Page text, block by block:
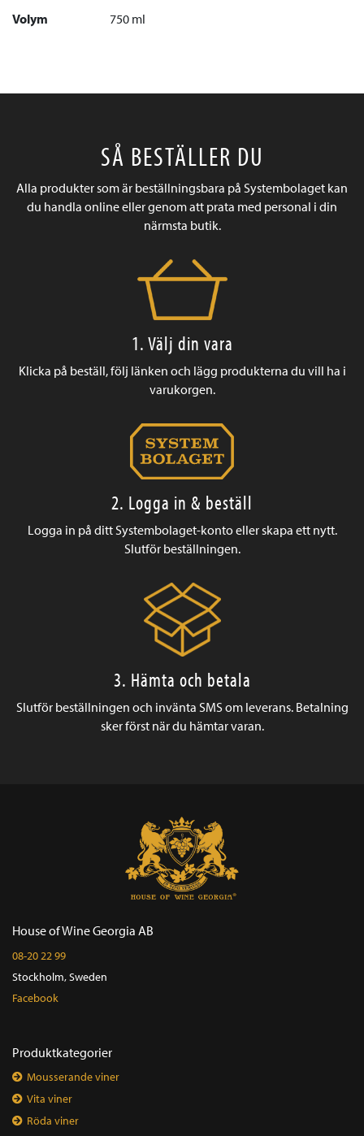
Volym 750 ml
SÅ BESTÄLLER DU
Alla produkter som är beställningsbara på Systembolaget kan
du handla online eller genom att prata med personal i din
närmsta butik.
1. Välj din vara
Klicka på beställ, följ länken och lägg produkterna du vill ha i
varukorgen.
2. Logga in & beställ
Logga in på ditt Systembolaget-konto eller skapa ett nytt.
Slutför beställningen.
3. Hämta och betala
Slutför beställningen och invänta SMS om leverans. Betalning
sker först när du hämtar varan.
House of Wine Georgia AB
08-20 22 99
Stockholm, Sweden
Facebook
Produktkategorier
Mousserande viner
Vita viner
Röda viner